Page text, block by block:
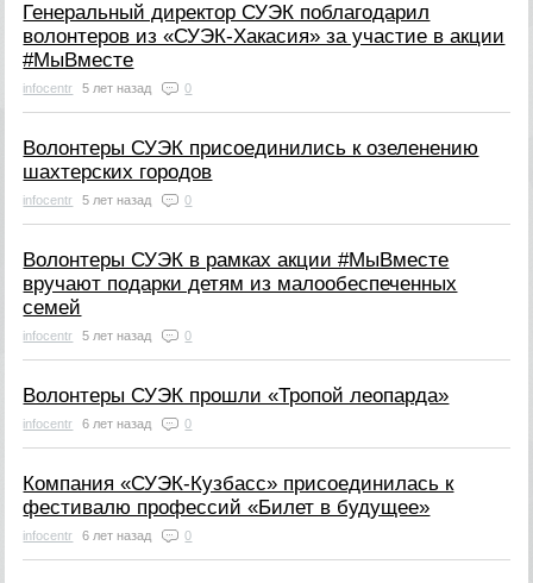
Генеральный директор СУЭК поблагодарил
волонтеров из «СУЭК-Хакасия» за участие в акции
#МыВместе
infocentr 5 лет назад 0
Волонтеры СУЭК присоединились к озеленению
шахтерских городов
infocentr 5 лет назад 0
​Волонтеры СУЭК в рамках акции #МыВместе
вручают подарки детям из малообеспеченных
семей
infocentr 5 лет назад 0
Волонтеры СУЭК прошли «Тропой леопарда»
infocentr 6 лет назад 0
Компания «СУЭК-Кузбасс» присоединилась к
фестивалю профессий «Билет в будущее»
infocentr 6 лет назад 0